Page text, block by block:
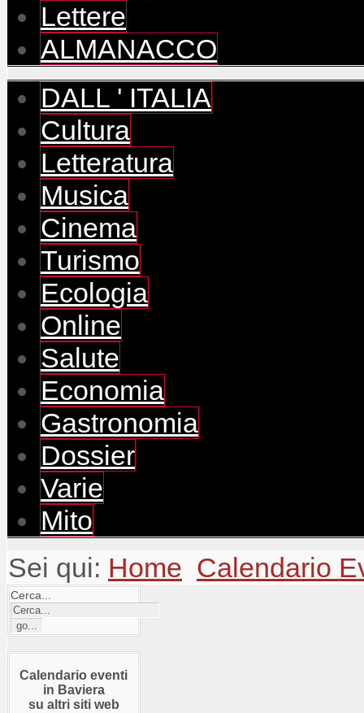
Lettere
ALMANACCO
DALL ' ITALIA
Cultura
Letteratura
Musica
Cinema
Turismo
Ecologia
Online
Salute
Economia
Gastronomia
Dossier
Varie
Mito
Sei qui: Home Calendario
Cerca...
Calendario eventi
in Baviera
su altri siti web